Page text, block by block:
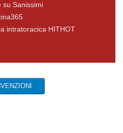
su Sanissimi
intratoracica HITHOT